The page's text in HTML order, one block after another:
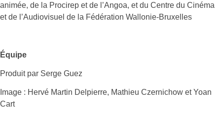
animée, de la Procirep et de l’Angoa, et du Centre du Cinéma
et de l’Audiovisuel de la Fédération Wallonie-Bruxelles
Équipe
Produit par Serge Guez
Image : Hervé Martin Delpierre, Mathieu Czernichow et Yoan
Cart